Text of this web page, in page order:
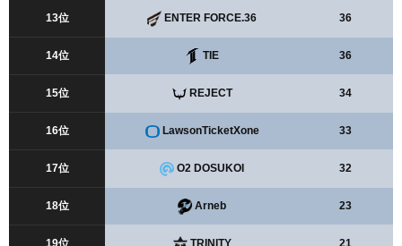
13位 ENTER FORCE.36 36
14位 TIE 36
15位 REJECT 34
16位 LawsonTicketXone 33
17位 O2 DOSUKOI 32
18位 Arneb 23
19位 TRINITY 21